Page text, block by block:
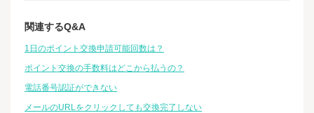
関連するQ&A
1日のポイント交換申請可能回数は？
ポイント交換の手数料はどこから払うの？
電話番号認証ができない
メールのURLをクリックしても交換完了しない